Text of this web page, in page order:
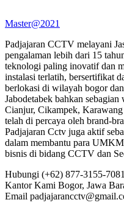
Master@2021
Padjajaran CCTV melayani
pengalaman lebih dari 15
teknologi paling inovatif dan
instalasi terlatih, bersertifikat
berlokasi di wilayah bogor
Jabodetabek bahkan
Cianjur, Cikampek,
telah di percaya oleh brand-
Padjajaran Cctv juga aktif
dalam membantu para
bisnis di bidang CCTV dan
Hubungi (+62) 877-3155-7081
Kantor Kami Bogor, Jawa
Email